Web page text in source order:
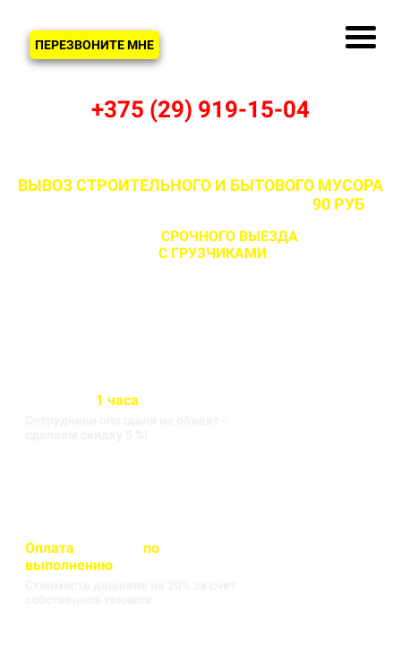
ПЕРЕЗВОНИТЕ МНЕ
+375 (29) 919-15-04
ВЫВОЗ СТРОИТЕЛЬНОГО И БЫТОВОГО МУСОРА
90 РУБ
СРОЧНОГО ВЫЕЗДА
С ГРУЗЧИКАМИИ БЕЗ
1 часа
Оплата
по
выполнению